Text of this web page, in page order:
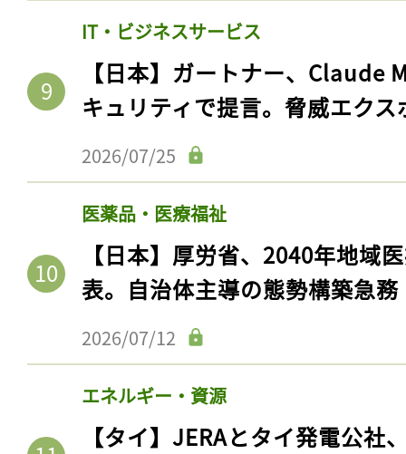
IT・ビジネスサービス
【日本】ガートナー、Claude
キュリティで提言。脅威エク
2026/07/25
医薬品・医療福祉
【日本】厚労省、2040年地域
表。自治体主導の態勢構築急務
2026/07/12
エネルギー・資源
【タイ】JERAとタイ発電公社
記事をお気に入りに
ログインが必